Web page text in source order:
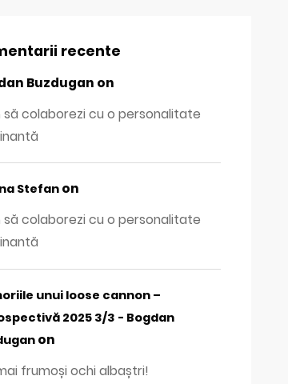
recente
Buzdugan on
să colaborezi cu o personalitate
Stefanon
să colaborezi cu o personalitate
unui loose cannon –
2025 3/3 - Bogdan
on
frumoși ochi albaștri!